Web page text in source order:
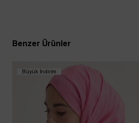
Benzer Ürünler
Büyük İndirim